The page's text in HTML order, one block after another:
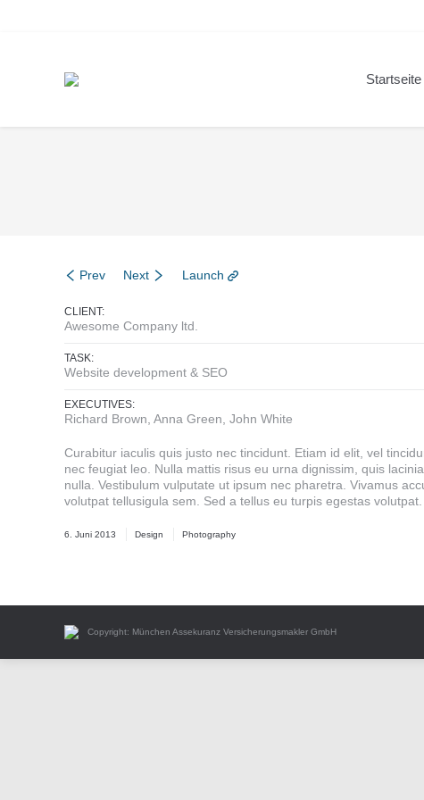
Startseite
Prev Next Launch
CLIENT:
Awesome Company ltd.
TASK:
Website development & SEO
EXECUTIVES:
Richard Brown, Anna Green, John White
Curabitur iaculis quis justo nec tincidunt. Etiam id elit, vel
nec feugiat leo. Nulla mattis risus eu urna dignissim, quis
nulla. Vestibulum vulputate ut ipsum nec pharetra. Vivamus
volutpat tellusigula sem. Sed a tellus eu turpis egestas
6. Juni 2013 Design Photography
Copyright: München Assekuranz Versicherungsmakler GmbH